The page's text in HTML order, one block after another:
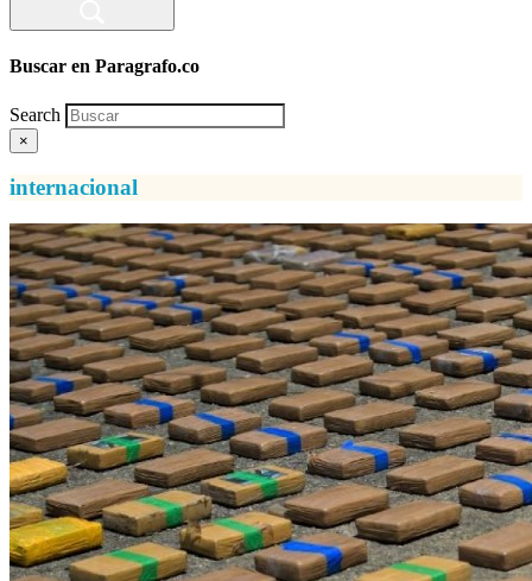
Buscar en Paragrafo.co
Search
×
internacional